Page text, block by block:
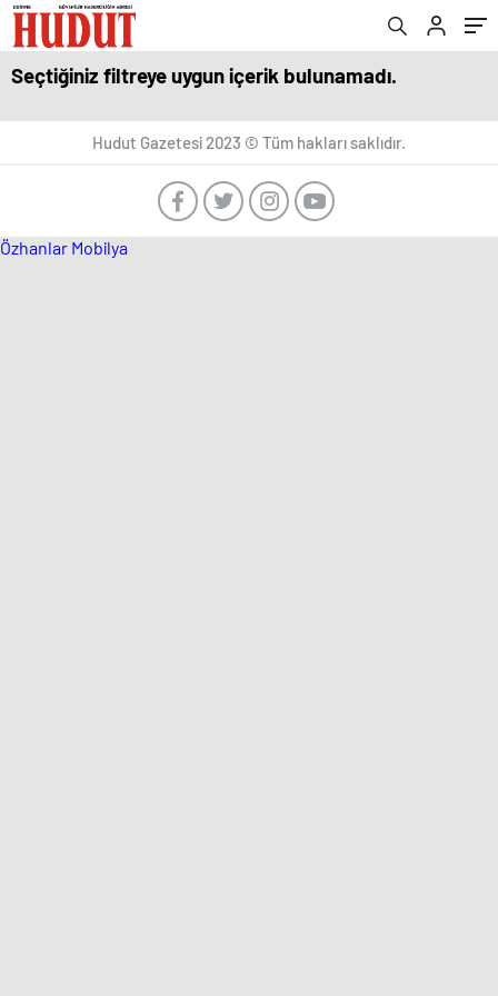
Seçtiğiniz filtreye uygun içerik bulunamadı.
Hudut Gazetesi 2023 © Tüm hakları saklıdır.
Özhanlar Mobilya